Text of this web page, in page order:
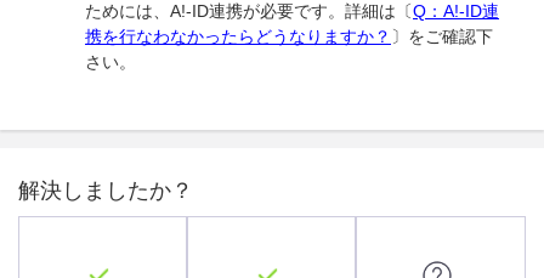
ためには、A!-ID連携が必要です。詳細は〔Q：A!-ID連
携を行なわなかったらどうなりますか？ 〕をご確認下
さい。
解決しましたか？